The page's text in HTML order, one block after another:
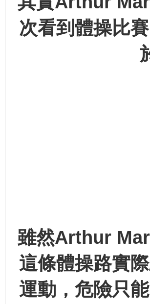
次看到體操比
雖然Arthur
這條體操路實
運動，危險只